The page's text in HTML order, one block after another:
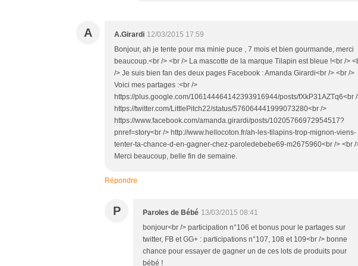
A A.Girardi 12/03/2015 17:59
Bonjour, ah je tente pour ma minie puce , 7 mois et bien gourmande, merci
beaucoup.<br /> <br /> La mascotte de la marque Tilapin est bleue !<br />
/> Je suis bien fan des deux pages Facebook : Amanda Girardi<br /> <br />
Voici mes partages :<br />
https://plus.google.com/106144464142393916944/posts/fXkP31AZTq6<br
https://twitter.com/LittlePitch22/status/576064441999073280<br />
https://www.facebook.com/amanda.girardi/posts/10205766972954517?
pnref=story<br /> http://www.hellocoton.fr/ah-les-tilapins-trop-mignon-viens-
tenter-ta-chance-d-en-gagner-chez-paroledebebe69-m2675960<br /> <br /
Merci beaucoup, belle fin de semaine.
Répondre
P Paroles de Bébé 13/03/2015 08:41
bonjour<br /> participation n°106 et bonus pour le partages sur
twitter, FB et GG+ : participations n°107, 108 et 109<br /> bonne
chance pour essayer de gagner un de ces lots de produits pour
bébé !